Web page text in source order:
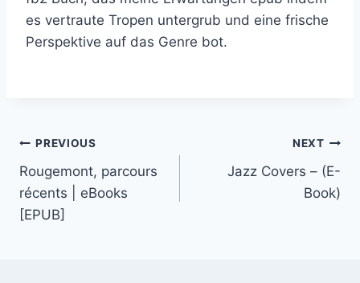
es vertraute Tropen untergrub und eine frische
Perspektive auf das Genre bot.
PREVIOUS
Rougemont, parcours
récents | eBooks
[EPUB]
NEXT
Jazz Covers – (E-
Book)